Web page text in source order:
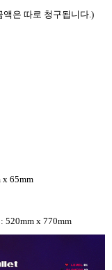
액은 따로 청구됩니다.)
x 65mm
520mm x 770mm